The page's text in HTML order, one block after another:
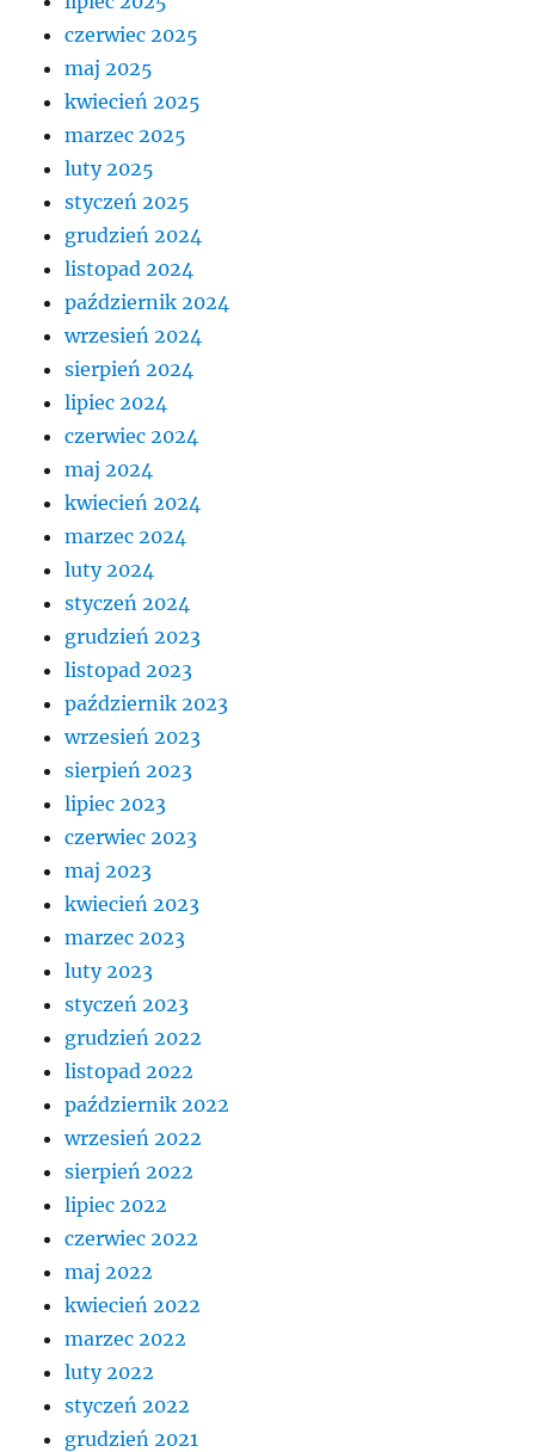
czerwiec 2025
maj 2025
kwiecień 2025
marzec 2025
luty 2025
styczeń 2025
grudzień 2024
listopad 2024
październik 2024
wrzesień 2024
sierpień 2024
lipiec 2024
czerwiec 2024
maj 2024
kwiecień 2024
marzec 2024
luty 2024
styczeń 2024
grudzień 2023
listopad 2023
październik 2023
wrzesień 2023
sierpień 2023
lipiec 2023
czerwiec 2023
maj 2023
kwiecień 2023
marzec 2023
luty 2023
styczeń 2023
grudzień 2022
listopad 2022
październik 2022
wrzesień 2022
sierpień 2022
lipiec 2022
czerwiec 2022
maj 2022
kwiecień 2022
marzec 2022
luty 2022
styczeń 2022
grudzień 2021